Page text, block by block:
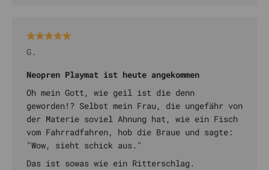
G.
Neopren Playmat ist heute angekommen
Oh mein Gott, wie geil ist die denn
geworden!? Selbst mein Frau, die ungefähr von
der Materie soviel Ahnung hat, wie ein Fisch
vom Fahrradfahren, hob die Braue und sagte:
"Wow, sieht schick aus."
Das ist sowas wie ein Ritterschlag.